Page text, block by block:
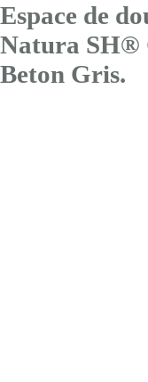
Espace de
Natura SH®
Beton Gris.